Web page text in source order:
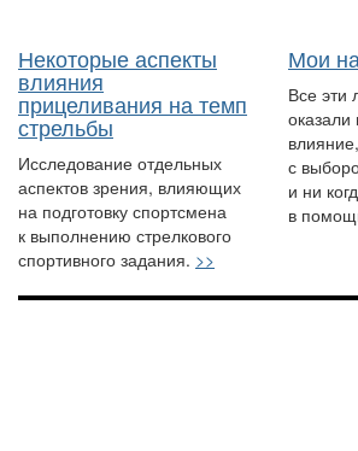
Некоторые аспекты
влияния
прицеливания на темп
стрельбы
Исследование отдельных
аспектов зрения, влияющих
на подготовку спортсмена
к выполнению стрелкового
спортивного задания. >>
Мои
Все эти
с
и ни
в